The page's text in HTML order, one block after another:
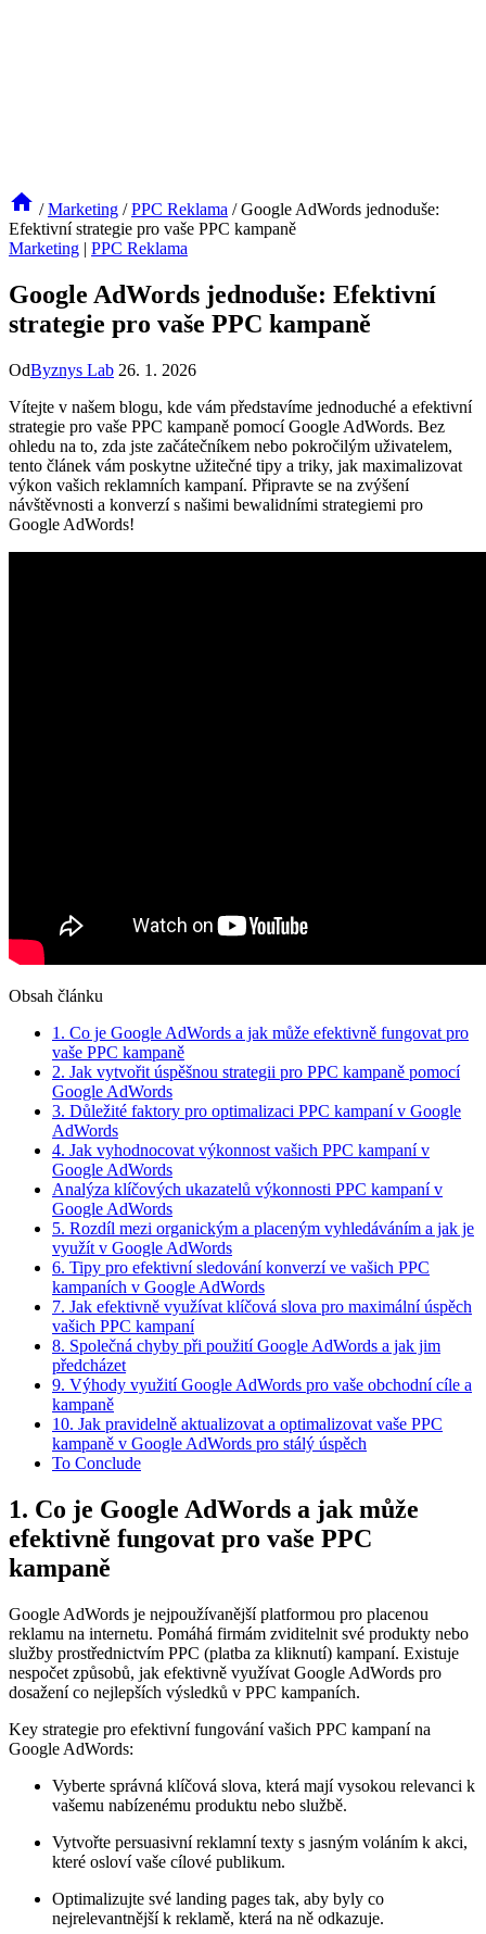
/ Marketing / PPC Reklama / Google AdWords jednoduše:
Efektivní strategie pro vaše PPC kampaně
Marketing | PPC Reklama
Google AdWords jednoduše: Efektivní
strategie pro vaše PPC kampaně
OdByznys Lab 26. 1. 2026
Vítejte v našem blogu, kde vám představíme jednoduché a efektivní
strategie pro vaše PPC kampaně pomocí Google AdWords. Bez
ohledu na to, zda jste začátečníkem nebo pokročilým uživatelem,
tento článek vám poskytne užitečné tipy a triky, jak maximalizovat
výkon vašich reklamních kampaní. Připravte se na zvýšení
návštěvnosti a konverzí s našimi bewalidními strategiemi pro
Google AdWords!
Obsah článku
1. Co je Google AdWords a jak může efektivně fungovat pro
vaše PPC kampaně
2. Jak vytvořit úspěšnou strategii pro PPC kampaně pomocí
Google AdWords
3. Důležité faktory pro optimalizaci PPC kampaní v Google
AdWords
4. Jak vyhodnocovat výkonnost vašich PPC kampaní v
Google AdWords
Analýza klíčových ukazatelů výkonnosti PPC kampaní v
Google AdWords
5. Rozdíl mezi organickým a placeným vyhledáváním a jak je
využít v Google AdWords
6. Tipy pro efektivní sledování konverzí ve vašich PPC
kampaních v Google AdWords
7. Jak efektivně využívat klíčová slova pro maximální úspěch
vašich PPC kampaní
8. Společná chyby při použití Google AdWords a jak jim
předcházet
9. Výhody využití Google AdWords pro vaše obchodní cíle a
kampaně
10. Jak pravidelně aktualizovat a optimalizovat vaše PPC
kampaně v Google AdWords pro stálý úspěch
To Conclude
1. Co je Google AdWords a jak může
efektivně fungovat pro vaše PPC
kampaně
Google AdWords je nejpoužívanější platformou pro placenou
reklamu na internetu. Pomáhá firmám zviditelnit své produkty nebo
služby prostřednictvím PPC (platba za kliknutí) kampaní. Existuje
nespočet způsobů, jak efektivně využívat Google AdWords pro
dosažení co nejlepších výsledků v PPC kampaních.
Key strategie pro efektivní fungování vašich PPC kampaní na
Google AdWords:
Vyberte správná klíčová slova, která mají vysokou relevanci k
vašemu nabízenému produktu nebo službě.
Vytvořte persuasivní reklamní texty s jasným voláním k akci,
které osloví vaše cílové publikum.
Optimalizujte své landing pages tak, aby byly co
nejrelevantnější k reklamě, která na ně odkazuje.